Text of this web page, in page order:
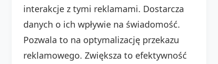
interakcje z tymi reklamami. Dostarcza
danych o ich wpływie na świadomość.
Pozwala to na optymalizację przekazu
reklamowego. Zwiększa to efektywność